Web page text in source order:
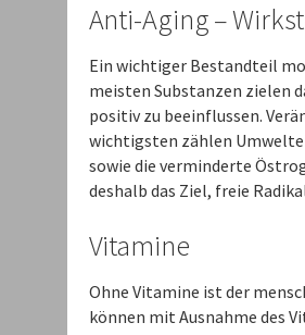
Anti-Aging –
Ein wichtiger Bestandteil
meisten Substanzen zielen
positiv zu beeinflussen.
wichtigsten zählen
sowie die verminderte
deshalb das Ziel, freie
Vitamine
Ohne Vitamine ist der
können mit Ausnahme des